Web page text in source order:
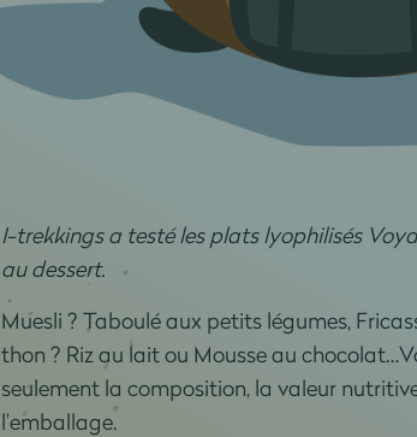
I-trekkings a testé les plats lyophilisés
au dessert.
Muesli ? Taboulé aux petits légumes,
thon ? Riz au lait ou Mousse au
seulement la composition, la valeur
l’emballage.